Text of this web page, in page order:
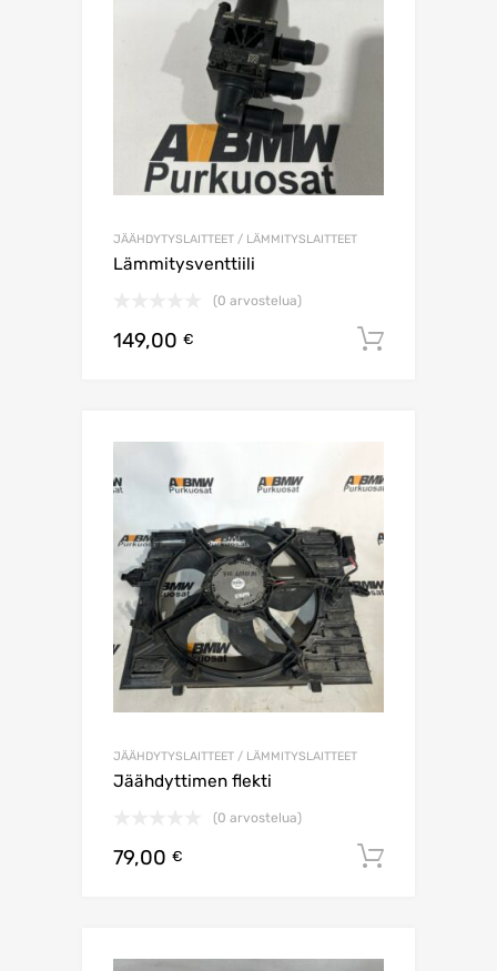
JÄÄHDYTYSLAITTEET / LÄMMITYSLAITTEET
Lämmitysventtiili
(0 arvostelua)
149,00 €
JÄÄHDYTYSLAITTEET / LÄMMITYSLAITTEET
Jäähdyttimen flekti
(0 arvostelua)
79,00 €